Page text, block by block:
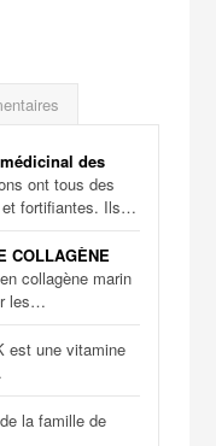
des
ont tous des
et fortifiantes. Ils…
COLLAGÈNE
collagène marin
les…
est une vitamine
la famille de